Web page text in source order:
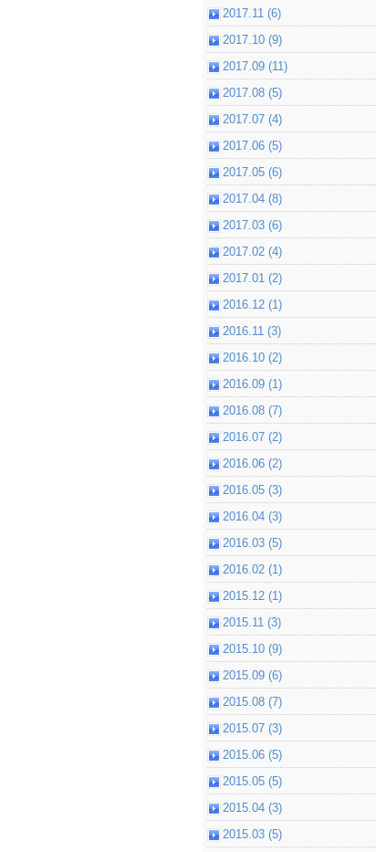
2017.11 (6)
2017.10 (9)
2017.09 (11)
2017.08 (5)
2017.07 (4)
2017.06 (5)
2017.05 (6)
2017.04 (8)
2017.03 (6)
2017.02 (4)
2017.01 (2)
2016.12 (1)
2016.11 (3)
2016.10 (2)
2016.09 (1)
2016.08 (7)
2016.07 (2)
2016.06 (2)
2016.05 (3)
2016.04 (3)
2016.03 (5)
2016.02 (1)
2015.12 (1)
2015.11 (3)
2015.10 (9)
2015.09 (6)
2015.08 (7)
2015.07 (3)
2015.06 (5)
2015.05 (5)
2015.04 (3)
2015.03 (5)